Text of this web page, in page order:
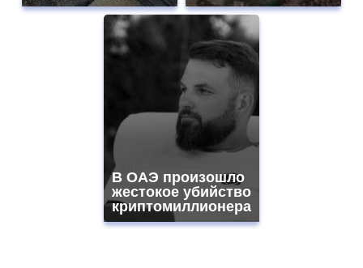
В ОАЭ произошло
жестокое убийство
криптомиллионера